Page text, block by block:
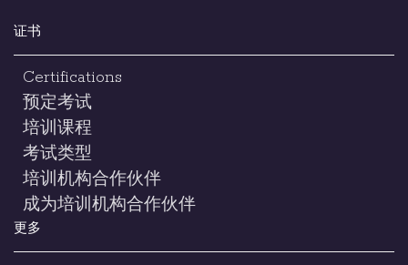
证书
Certifications
预定考试
培训课程
考试类型
培训机构合作伙伴
成为培训机构合作伙伴
更多